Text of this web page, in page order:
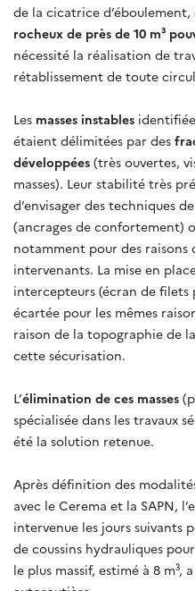
de la cicatrice d’éboulement,
rocheux de près de 10 m³
nécessité la réalisation de
rétablissement de toute
Les masses instables
étaient délimitées par des
développées (très ouvertes,
masses). Leur stabilité très
d’envisager des techniques
(ancrages de confortement)
notamment pour des raisons
intervenants. La mise en
intercepteurs (écran de filets
écartée pour les mêmes
raison de la topographie de
cette sécurisation.
L’élimination de ces masses
spécialisée dans les travaux
été la solution retenue.
Après définition des
avec le Cerema et la SAPN,
intervenue les jours suivants
de coussins hydrauliques
le plus massif, estimé à 8 m³,